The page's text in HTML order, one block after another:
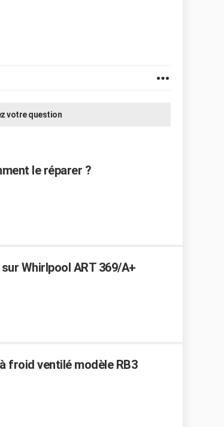
votre question
le réparer ?
Whirlpool ART 369/A+
froid ventilé modèle RB3